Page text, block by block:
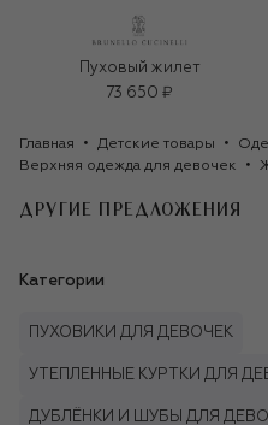
Пуховый жилет
73 650 ₽
Главная Детские товары
Верхняя одежда для девочек
ДРУГИЕ ПРЕДЛОЖЕНИЯ
Категории
ПУХОВИКИ ДЛЯ ДЕВОЧЕК
УТЕПЛЕННЫЕ КУРТКИ ДЛЯ
ДУБЛЁНКИ И ШУБЫ ДЛЯ